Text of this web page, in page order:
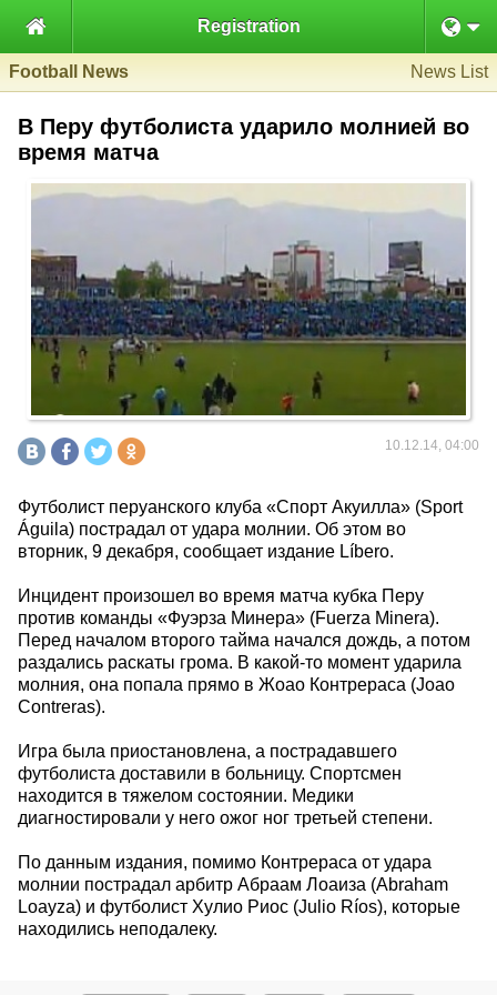
 Registration
Football News News List
В Перу футболиста ударило молнией во
время матча
10.12.14, 04:00
Футболист перуанского клуба «Спорт Акуилла» (Sport
Águila) пострадал от удара молнии. Об этом во
вторник, 9 декабря, сообщает издание Líbero.
Инцидент произошел во время матча кубка Перу
против команды «Фуэрза Минера» (Fuerza Minera).
Перед началом второго тайма начался дождь, а потом
раздались раскаты грома. В какой-то момент ударила
молния, она попала прямо в Жоао Контрераса (Joao
Contreras).
Игра была приостановлена, а пострадавшего
футболиста доставили в больницу. Спортсмен
находится в тяжелом состоянии. Медики
диагностировали у него ожог ног третьей степени.
По данным издания, помимо Контрераса от удара
молнии пострадал арбитр Абраам Лоаиза (Abraham
Loayza) и футболист Хулио Риос (Julio Ríos), которые
находились неподалеку.